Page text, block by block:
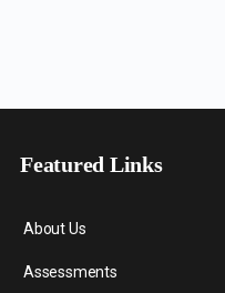
Featured Links
About Us
Assessments